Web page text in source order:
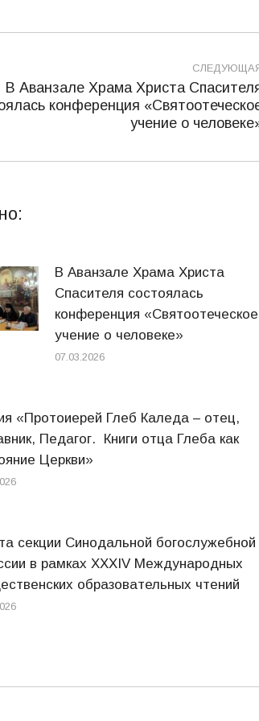
В Аванзале Храма Христа
конференция
учение о
В Аванзале Храма Христа
Спасителя состоялась
конференция «Святоотеческое
учение о человеке»
07.03.2026
«Протоиерей Глеб Каледа – отец,
Педагог. Книги отца Глеба как
Церкви»
секции Синодальной богослужебной
в рамках XXXIV Международных
образовательных чтений